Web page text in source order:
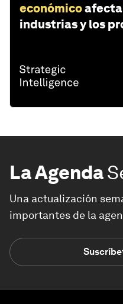
económicoafecta
industrias y los
La Agenda
Una actualización
importantes de la